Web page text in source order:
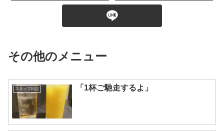
その他のメニュー
スタッフ日記 「1杯ご馳走するよ」